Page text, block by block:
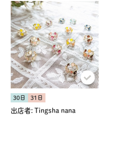
30日 31日
出店者: Tingsha nana